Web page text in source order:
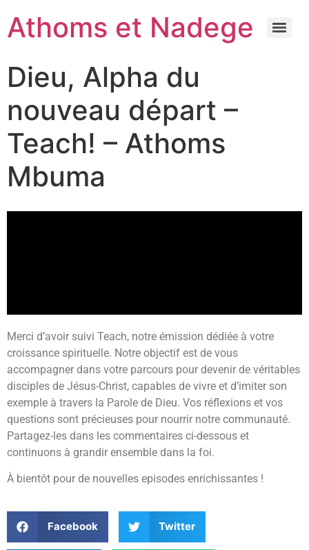
Athoms et Nadege
Dieu, Alpha du
nouveau départ –
Teach! – Athoms
Mbuma
Merci d’avoir suivi Teach, notre émission dédiée à votre
croissance spirituelle. Notre objectif est de vous
accompagner dans votre parcours pour devenir de véritables
disciples de Jésus-Christ, capables de vivre et d’imiter son
exemple à travers la Parole de Dieu. Vos réflexions et vos
questions sont précieuses pour nourrir notre communauté.
Partagez-les dans les commentaires ci-dessous et
continuons à grandir ensemble dans la foi.
À bientôt pour de nouvelles episodes enrichissantes !
Facebook Twitter